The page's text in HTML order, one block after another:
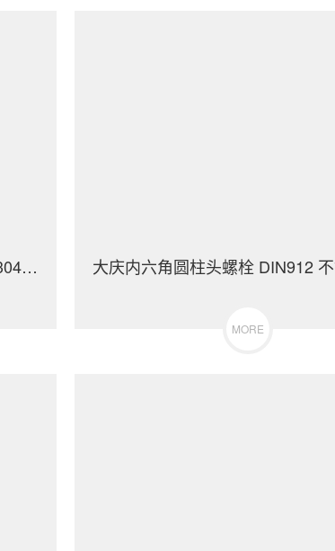
大庆轮毂螺栓 汽车轮胎螺丝 不锈钢（304/316）碳钢 合金钢
MORE